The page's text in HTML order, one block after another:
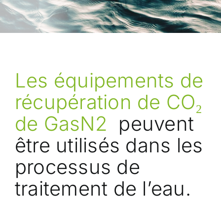
Les équipements de
récupération de CO₂
de GasN2 peuvent
être utilisés dans les
processus de
traitement de l’eau.